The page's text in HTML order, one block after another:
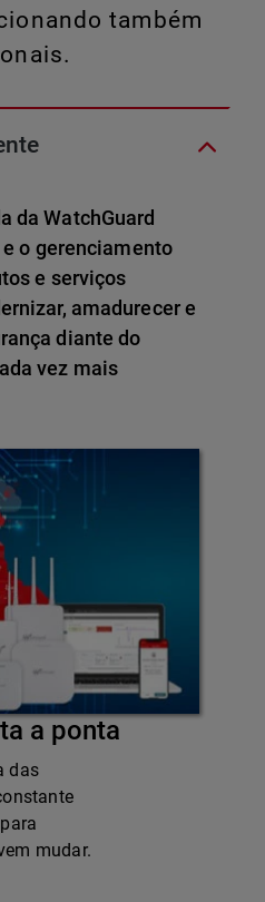
também
da WatchGuard
o gerenciamento
e serviços
amadurecer e
diante do
vez mais
a ponta
das
mudar.